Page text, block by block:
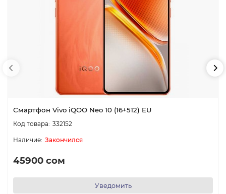
Смартфон Vivo iQOO Neo 10 (16+512) EU
332152
Закончился
45900 сом
Уведомить